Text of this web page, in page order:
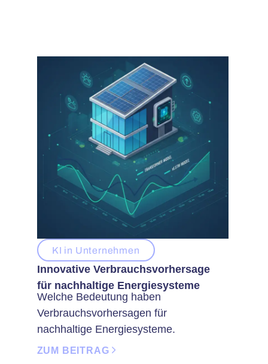
KI in Unternehmen
Innovative Verbrauchsvorhersage
für nachhaltige Energiesysteme
Welche Bedeutung haben
Verbrauchsvorhersagen für
nachhaltige Energiesysteme.
ZUM BEITRAG